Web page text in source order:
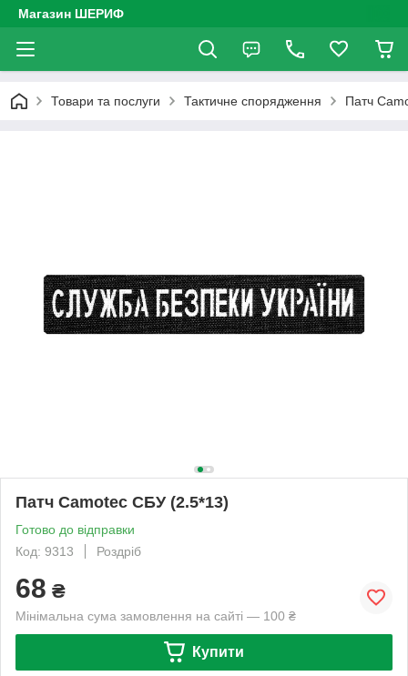
Магазин ШЕРИФ
Товари та послуги Тактичне спорядження Патч
Патч Camotec СБУ (2.5*13)
Готово до відправки
Код: 9313
Роздріб
68 ₴
Мінімальна сума замовлення на сайті — 100 ₴
Купити